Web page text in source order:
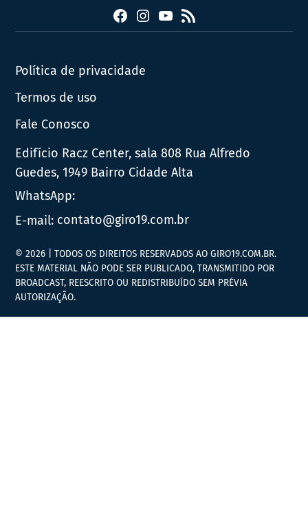
FacebookInstagram
YouTube
RSS
Política de privacidade
Termos de uso
Fale Conosco
Edifício Racz Center, sala 808 Rua Alfredo
Guedes, 1949 Bairro Cidade Alta
WhatsApp:
E-mail: contato@giro19.com.br
© 2026 | TODOS OS DIREITOS RESERVADOS AO GIRO19.COM.BR.
ESTE MATERIAL NÃO PODE SER PUBLICADO, TRANSMITIDO POR
BROADCAST, REESCRITO OU REDISTRIBUÍDO SEM PRÉVIA
AUTORIZAÇÃO.